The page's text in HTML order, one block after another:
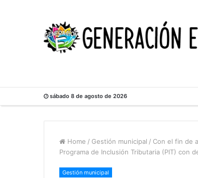
sábado 8 de agosto de 2026
Home / Gestión municipal / Con el fin de
Programa de Inclusión Tributaria (PIT) con
Gestión municipal